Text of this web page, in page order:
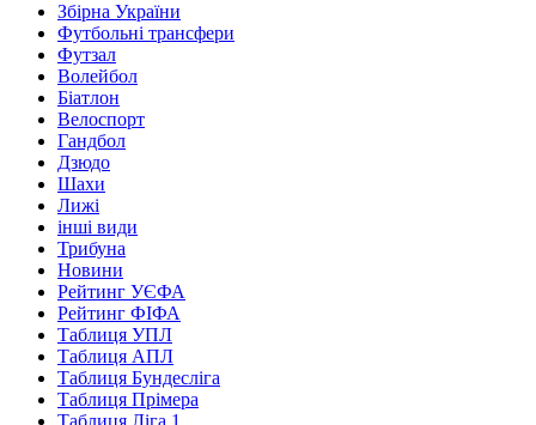
Збірна України
Футбольні трансфери
Футзал
Волейбол
Біатлон
Велоспорт
Гандбол
Дзюдо
Шахи
Лижі
інші види
Трибуна
Новини
Рейтинг УЄФА
Рейтинг ФІФА
Таблиця УПЛ
Таблиця АПЛ
Таблиця Бундесліга
Таблиця Прімера